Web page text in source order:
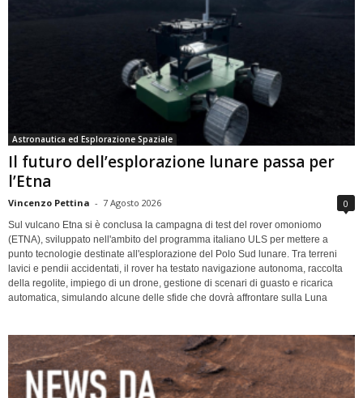
Astronautica ed Esplorazione Spaziale
Il futuro dell’esplorazione lunare passa per
l’Etna
Vincenzo Pettina - 7 Agosto 2026 0
Sul vulcano Etna si è conclusa la campagna di test del rover omoniomo
(ETNA), sviluppato nell'ambito del programma italiano ULS per mettere a
punto tecnologie destinate all'esplorazione del Polo Sud lunare. Tra terreni
lavici e pendii accidentati, il rover ha testato navigazione autonoma, raccolta
della regolite, impiego di un drone, gestione di scenari di guasto e ricarica
automatica, simulando alcune delle sfide che dovrà affrontare sulla Luna